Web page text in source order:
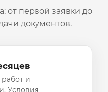
от первой заявки до
документов.
и
Условия